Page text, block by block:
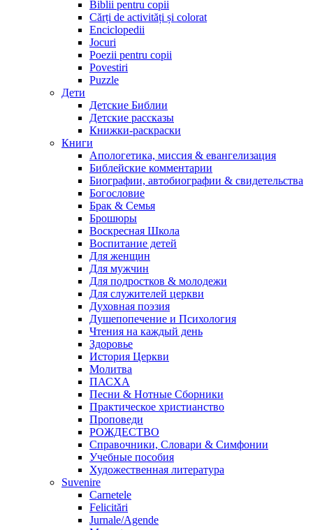
Biblii pentru copii
Cărți de activități și colorat
Enciclopedii
Jocuri
Poezii pentru copii
Povestiri
Puzzle
Дети
Детские Библии
Детские рассказы
Книжки-раскраски
Книги
Апологетика, миссия & евангелизация
Библейские комментарии
Биографии, автобиографии & свидетельства
Богословие
Брак & Семья
Брошюры
Воскресная Школа
Воспитание детей
Для женщин
Для мужчин
Для подростков & молодежи
Для служителей церкви
Духовная поэзия
Душепопечение и Психология
Чтения на каждый день
Здоровье
История Церкви
Молитва
ПАСХА
Песни & Нотные Сборники
Практическое христианство
Проповеди
РОЖДЕСТВО
Справочники, Словари & Симфонии
Учебные пособия
Художественная литература
Suvenire
Carnetele
Felicitări
Jurnale/Agende